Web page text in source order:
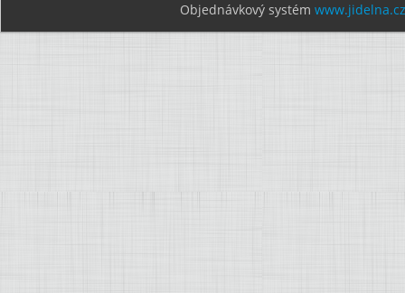
Objednávkový systém www.jidelna.cz